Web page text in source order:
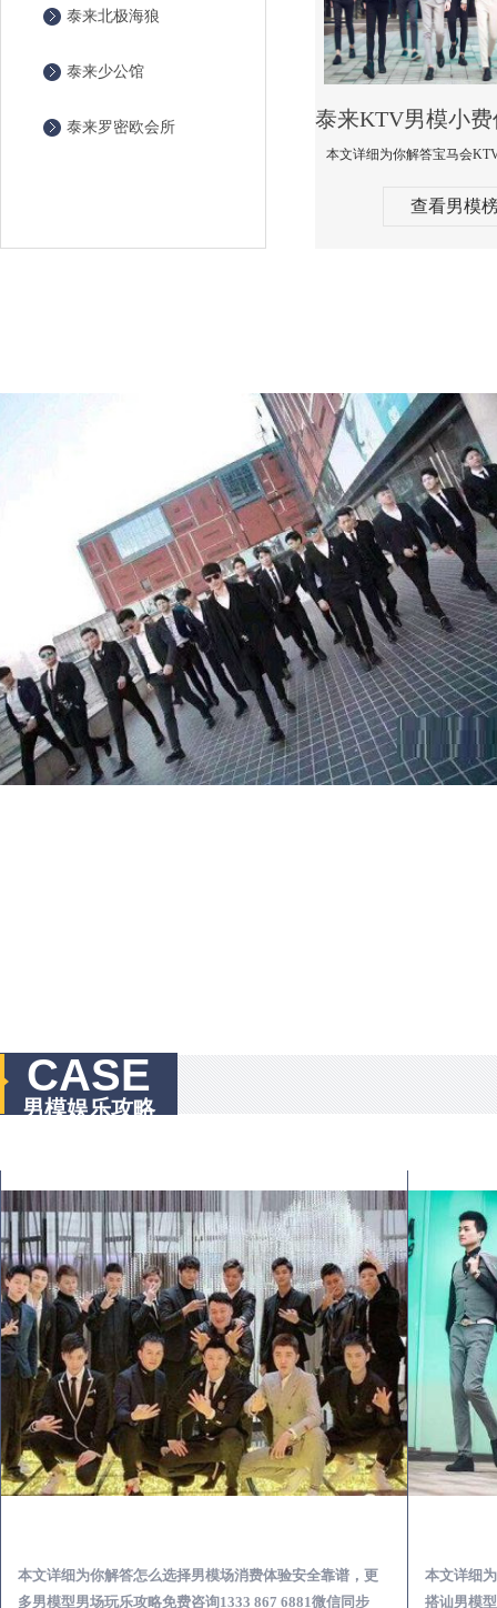
泰来北极海狼
泰来少公馆
泰来罗密欧会所
查看男模
CASE
男模娱乐攻略
本文详细为你解答怎么选择男模场消费体验安全靠谱，更
多男模型男场玩乐攻略免费咨询1333 867 6881微信同步
本文详细
搭讪男模